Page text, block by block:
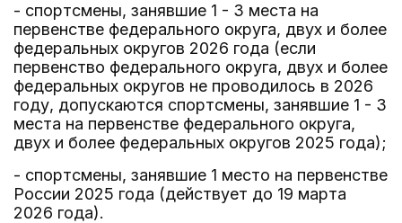
- спортсмены, занявшие 1 - 3 места на
первенстве федерального округа, двух и более
федеральных округов 2026 года (если
первенство федерального округа, двух и более
федеральных округов не проводилось в 2026
году, допускаются спортсмены, занявшие 1 - 3
места на первенстве федерального округа,
двух и более федеральных округов 2025 года);
- спортсмены, занявшие 1 место на первенстве
России 2025 года (действует до 19 марта
2026 года).